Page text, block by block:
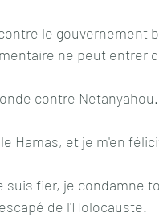
le gouvernement
ne peut entrer
contre
Hamas, et je m'en
suis fier, je condamne
de l'Holocauste.